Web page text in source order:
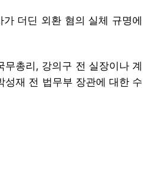
더딘 외환 혐의 실체 규명에
총리, 강의구 전 실장이나 계
재 전 법무부 장관에 대한 수